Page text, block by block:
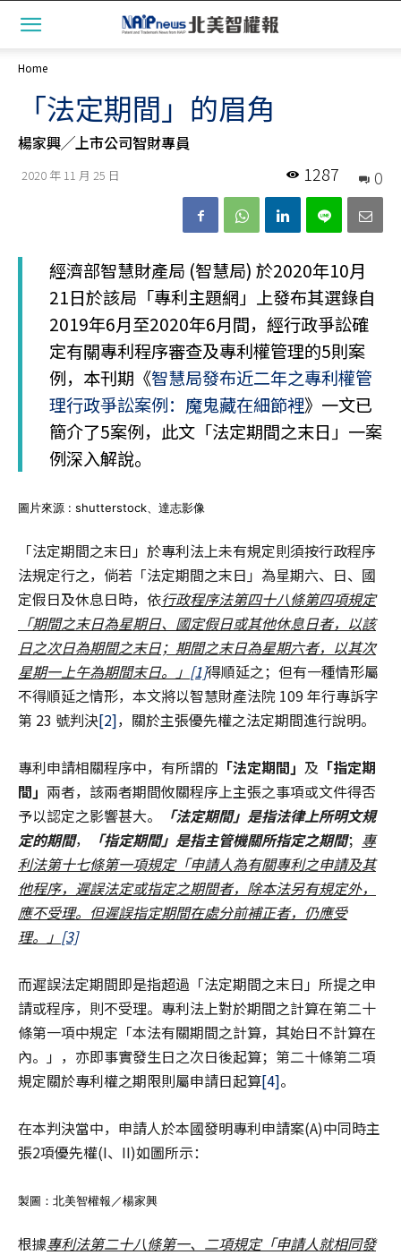
Home
「法定期間」的眉角
楊家興╱上市公司智財專員
2020 年 11 月 25 日 0
1287
經濟部智慧財產局 (智慧局) 於2020年10月
21日於該局「專利主題網」上發布其選錄自
2019年6月至2020年6月間，經行政爭訟確
定有關專利程序審查及專利權管理的5則案
例，本刊期《智慧局發布近二年之專利權管
理行政爭訟案例：魔鬼藏在細節裡》一文已
簡介了5案例，此文「法定期間之末日」一案
例深入解說。
圖片來源 : shutterstock、達志影像
「法定期間之末日」於專利法上未有規定則須按行政程序
法規定行之，倘若「法定期間之末日」為星期六、日、國
定假日及休息日時，依行政程序法第四十八條第四項規定
「期間之末日為星期日、國定假日或其他休息日者，以該
日之次日為期間之末日；期間之末日為星期六者，以其次
星期一上午為期間末日。」 [1]得順延之；但有一種情形屬
不得順延之情形，本文將以智慧財產法院 109 年行專訴字
第 23 號判決[2]，關於主張優先權之法定期間進行說明。
專利申請相關程序中，有所謂的 「法定期間」 及 「指定期
間」 兩者，該兩者期間攸關程序上主張之事項或文件得否
予以認定之影響甚大。
「法定期間」是指法律上所明文規
定的期間， 「指定期間」是指主管機關所指定之期間； 專
利法第十七條第一項規定「申請人為有關專利之申請及其
他程序，遲誤法定或指定之期間者，除本法另有規定外，
應不受理。但遲誤指定期間在處分前補正者，仍應受
理。」 [3]
而遲誤法定期間即是指超過「法定期間之末日」所提之申
請或程序，則不受理。專利法上對於期間之計算在第二十
條第一項中規定「本法有關期間之計算，其始日不計算在
內。」，亦即事實發生日之次日後起算；第二十條第二項
規定關於專利權之期限則屬申請日起算[4]。
在本判決當中，申請人於本國發明專利申請案(A)中同時主
張2項優先權(I、II)如圖所示：
製圖：北美智權報／楊家興
根據專利法第二十八條第一、二項規定「申請人就相同發